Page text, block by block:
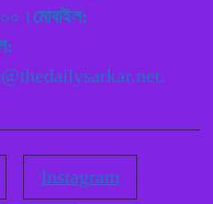
মোবাইল:
Instagram